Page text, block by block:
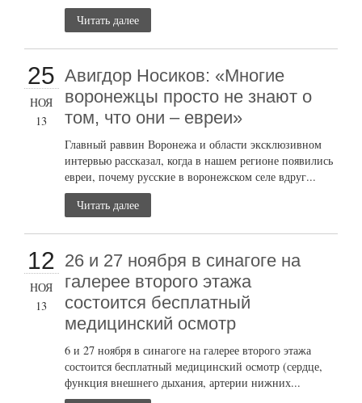
Читать далее
25
НОЯ
13
Авигдор Носиков: «Многие
воронежцы просто не знают о
том, что они – евреи»
Главный раввин Воронежа и области эксклюзивном
интервью рассказал, когда в нашем регионе появились
евреи, почему русские в воронежском селе вдруг...
Читать далее
12
НОЯ
13
26 и 27 ноября в синагоге на
галерее второго этажа
состоится бесплатный
медицинский осмотр
6 и 27 ноября в синагоге на галерее второго этажа
состоится бесплатный медицинский осмотр (сердце,
функция внешнего дыхания, артерии нижних...